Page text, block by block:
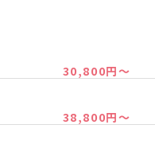
30,800円～
38,800円～